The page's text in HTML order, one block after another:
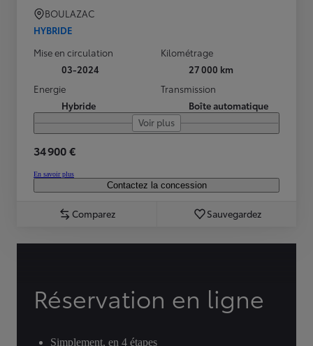
BOULAZAC
HYBRIDE
Mise en circulation
03-2024
Kilométrage
27 000 km
Energie
Hybride
Transmission
Boîte automatique
Voir plus
34 900 €
En savoir plus
Contactez la concession
Comparez Sauvegardez
Réservation en ligne
Simplement, en 4 étapes